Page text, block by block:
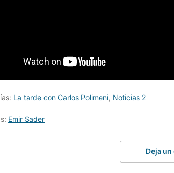
La tarde con Carlos Polimeni, Noticias 2
Emir Sader
Deja